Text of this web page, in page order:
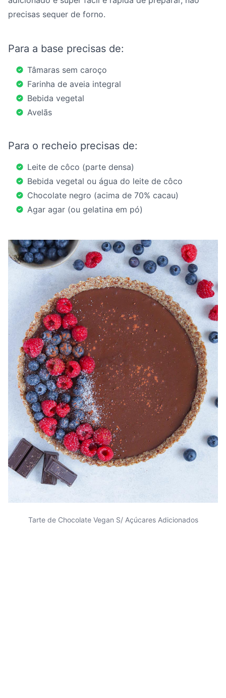
precisas sequer de forno.
Para a base precisas de:
Tâmaras sem caroço
Farinha de aveia integral
Bebida vegetal
Avelãs
Para o recheio precisas de:
Leite de côco (parte densa)
Bebida vegetal ou água do leite de côco
Chocolate negro (acima de 70% cacau)
Agar agar (ou gelatina em pó)
Tarte de Chocolate Vegan S/ Açúcares Adicionados